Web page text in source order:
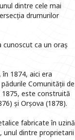
dintre cele mai
drumurilor
cunoscut ca un oraș
1874, aici era
Comunității de
1875, este construită
și Orșova (1878).
fabricate în uzină
unul dintre proprietarii